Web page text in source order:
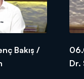
Bakış /
Dr.